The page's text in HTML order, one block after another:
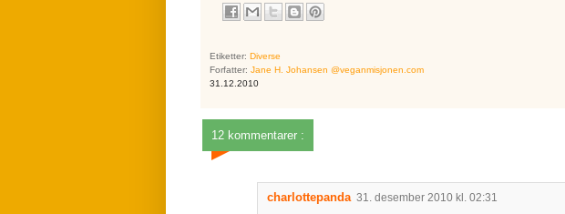
Etiketter: Diverse
Forfatter: Jane H. Johansen @veganmisjonen.com
31.12.2010
12 kommentarer :
charlottepanda 31. desember 2010 kl. 02:31